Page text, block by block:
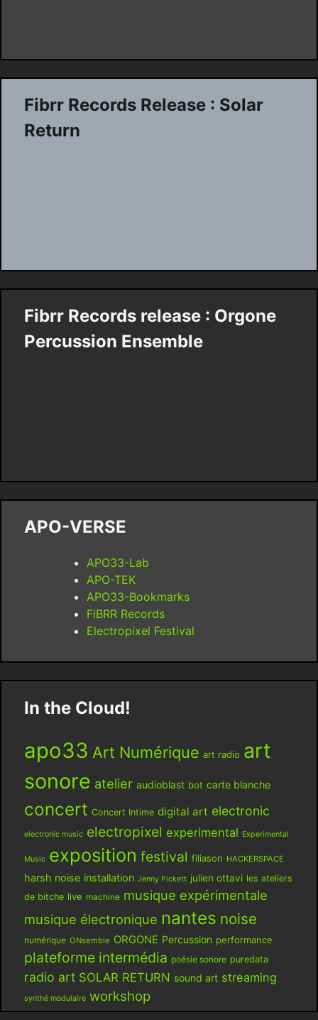
Fibrr Records Release : Solar
Return
Fibrr Records release : Orgone
Percussion Ensemble
APO-VERSE
APO33-Lab
APO-TEK
APO33-Bookmarks
FiBRR Records
Electropixel Festival
In the Cloud!
apo33 Art Numérique art radio art
sonore atelier audioblast bot carte blanche
concert Concert Intime digital art electronic
electronic music electropixel experimental Experimental
Music exposition festival filiason HACKERSPACE
harsh noise installation Jenny Pickett julien ottavi les ateliers
de bitche live machine musique expérimentale
musique électronique nantes noise
numérique ONsemble ORGONE Percussion performance
plateforme intermédia poésie sonore puredata
radio art SOLAR RETURN sound art streaming
synthé modulaire workshop